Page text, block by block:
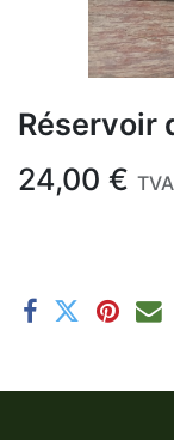
Réservoir
24,00 €